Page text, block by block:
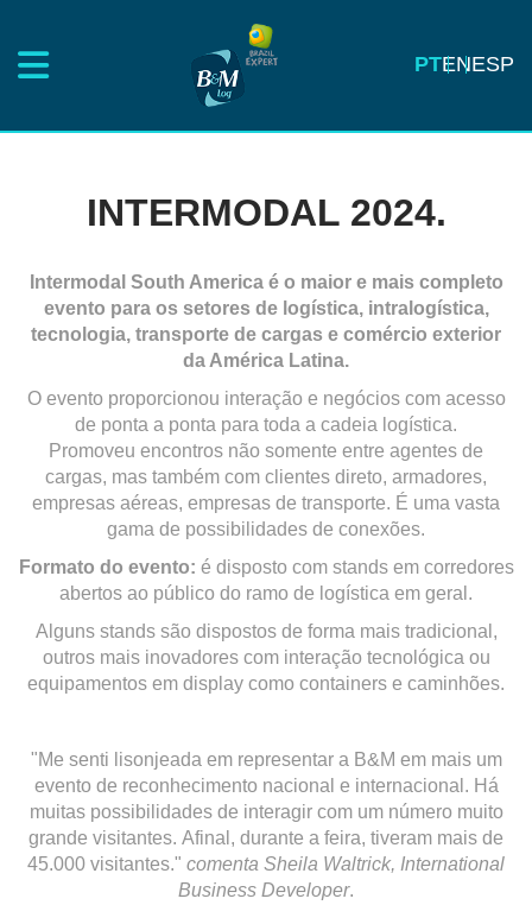
PTENESP
INTERMODAL 2024.
Intermodal South America é o maior e mais completo
evento para os setores de logística, intralogística,
tecnologia, transporte de cargas e comércio exterior
da América Latina.
O evento proporcionou interação e negócios com acesso
de ponta a ponta para toda a cadeia logística.
Promoveu encontros não somente entre agentes de
cargas, mas também com clientes direto, armadores,
empresas aéreas, empresas de transporte. É uma vasta
gama de possibilidades de conexões.
Formato do evento: é disposto com stands em corredores
abertos ao público do ramo de logística em geral.
Alguns stands são dispostos de forma mais tradicional,
outros mais inovadores com interação tecnológica ou
equipamentos em display como containers e caminhões.
"Me senti lisonjeada em representar a B&M em mais um
evento de reconhecimento nacional e internacional. Há
muitas possibilidades de interagir com um número muito
grande visitantes. Afinal, durante a feira, tiveram mais de
45.000 visitantes." comenta Sheila Waltrick, International
Business Developer.